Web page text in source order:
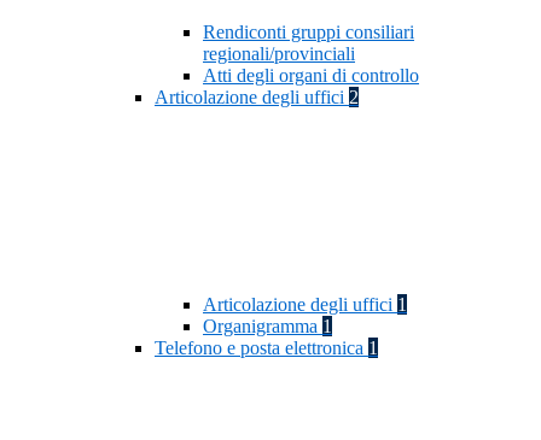
Rendiconti gruppi consiliari
regionali/provinciali
Atti degli organi di controllo
Articolazione degli uffici 2
Articolazione degli uffici 1
Organigramma 1
Telefono e posta elettronica 1